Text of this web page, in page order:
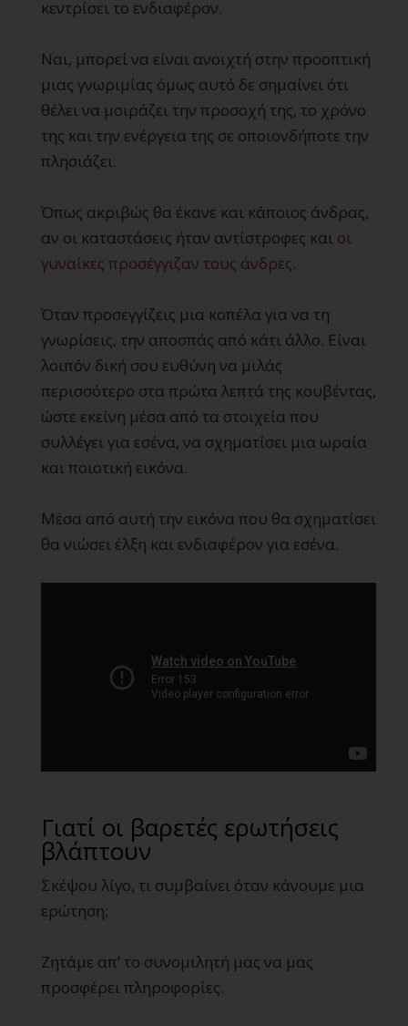
κεντρίσει το ενδιαφέρον.
Ναι, μπορεί να είναι ανοιχτή στην προοπτική
μιας γνωριμίας όμως αυτό δε σημαίνει ότι
θέλει να μοιράζει την προσοχή της, το χρόνο
της και την ενέργεια της σε οποιονδήποτε την
πλησιάζει.
Όπως ακριβώς θα έκανε και κάποιος άνδρας,
αν οι καταστάσεις ήταν αντίστροφες και οι
γυναίκες προσέγγιζαν τους άνδρες.
Όταν προσεγγίζεις μια κοπέλα για να τη
γνωρίσεις, την αποσπάς από κάτι άλλο. Είναι
λοιπόν δική σου ευθύνη να μιλάς
περισσότερο στα πρώτα λεπτά της κουβέντας,
ώστε εκείνη μέσα από τα στοιχεία που
συλλέγει για εσένα, να σχηματίσει μια ωραία
και ποιοτική εικόνα.
Μέσα από αυτή την εικόνα που θα σχηματίσει
θα νιώσει έλξη και ενδιαφέρον για εσένα.
Γιατί οι βαρετές ερωτήσεις
βλάπτουν
Σκέψου λίγο, τι συμβαίνει όταν κάνουμε μια
ερώτηση;
Ζητάμε απ’ το συνομιλητή μας να μας
προσφέρει πληροφορίες.